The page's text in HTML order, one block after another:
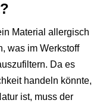
Material allergisch
was im Werkstoff
Da es
handeln könnte,
ist, muss der